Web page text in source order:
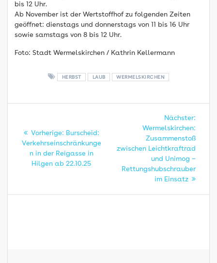
bis 12 Uhr.
Ab November ist der Wertstoffhof zu folgenden Zeiten
geöffnet: dienstags und donnerstags von 11 bis 16 Uhr
sowie samstags von 8 bis 12 Uhr.
Foto: Stadt Wermelskirchen / Kathrin Kellermann
HERBST LAUB WERMELSKIRCHEN
Beitragsnavigation
Vorherige: Vorheriger
Beitrag:
Burscheid:
Verkehrseinschränkunge
n in der Reigasse in
Hilgen ab 22.10.25
Nächster:
Wermelskirchen:
Zusammenstoß
zwischen Leichtkraftrad
und Unimog –
Rettungshubschrauber
im Einsatz